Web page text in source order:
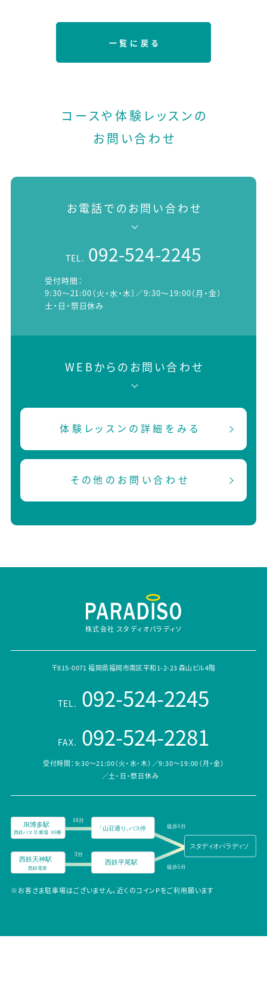
一覧に戻る
コースや体験レッスンの
お問い合わせ
お電話でのお問い合わせ
TEL. 092-524-2245
受付時間：
9:30～21:00（火・水・木）／9:30～19:00（月・金）
土・日・祭日休み
WEBからのお問い合わせ
体験レッスンの詳細をみる
その他のお問い合わせ
株式会社 スタディオパラディソ
〒815-0071 福岡県福岡市南区平和1-2-23 森山ビル4階
TEL. 092-524-2245
FAX. 092-524-2281
受付時間：9:30～21:00（火・水・木）／9:30～19:00（月・金）
／土・日・祭日休み
※お客さま駐車場はございません。近くのコインPをご利用願います